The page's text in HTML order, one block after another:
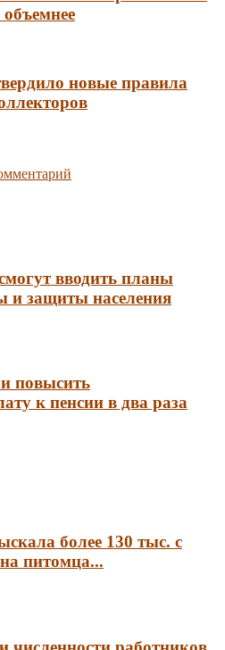
новые правила
вводить планы
и защиты населения
повысить
к пенсии в два раза
более 130 тыс. с
питомца...